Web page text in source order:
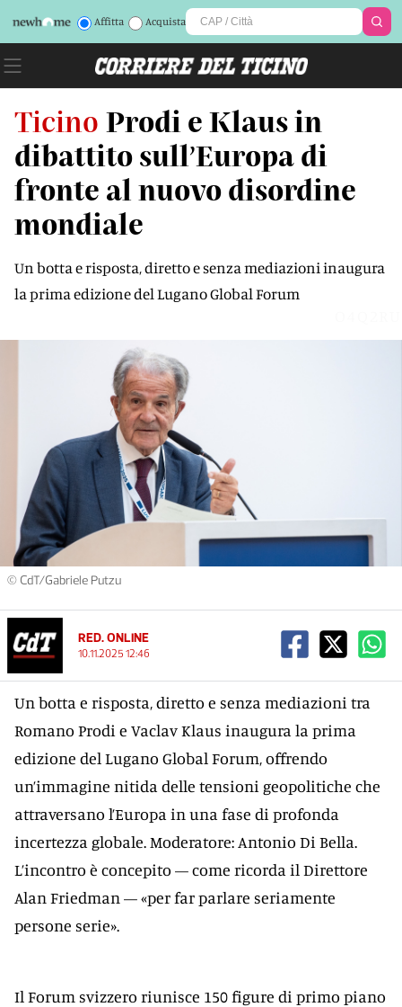
Affitta Acquista
Ticino Prodi e Klaus in
dibattito sull’Europa di
fronte al nuovo disordine
mondiale
Un botta e risposta, diretto e senza mediazioni inaugura
la prima edizione del Lugano Global Forum
© CdT/Gabriele Putzu
RED. ONLINE
10.11.2025 12:46
Un botta e risposta, diretto e senza mediazioni tra
Romano Prodi e Vaclav Klaus inaugura la prima
edizione del Lugano Global Forum, offrendo
un’immagine nitida delle tensioni geopolitiche che
attraversano l’Europa in una fase di profonda
incertezza globale. Moderatore: Antonio Di Bella.
L’incontro è concepito — come ricorda il Direttore
Alan Friedman — «per far parlare seriamente
persone serie».
Il Forum svizzero riunisce 150 figure di primo piano